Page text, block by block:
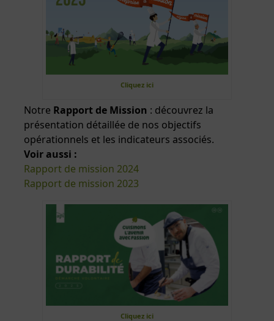
Cliquez ici
Notre Rapport de Mission : découvrez la
présentation détaillée de nos objectifs
opérationnels et les indicateurs associés.
Voir aussi :
Rapport de mission 2024
Rapport de mission 2023
Cliquez ici